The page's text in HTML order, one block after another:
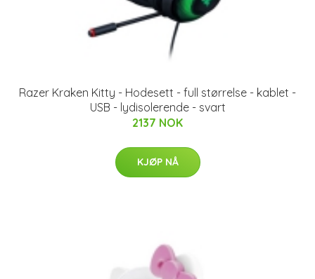
Razer Kraken Kitty - Hodesett - full størrelse - kablet -
USB - lydisolerende - svart
2137 NOK
KJØP NÅ